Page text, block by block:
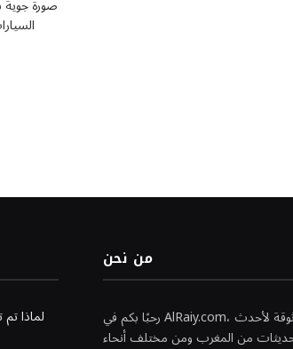
من نحن
رحبًا بكم في AlRaiy.com، منصّتكم الرقمية الموثوقة لأحدث
من المغرب ومن مختلف أنحاء